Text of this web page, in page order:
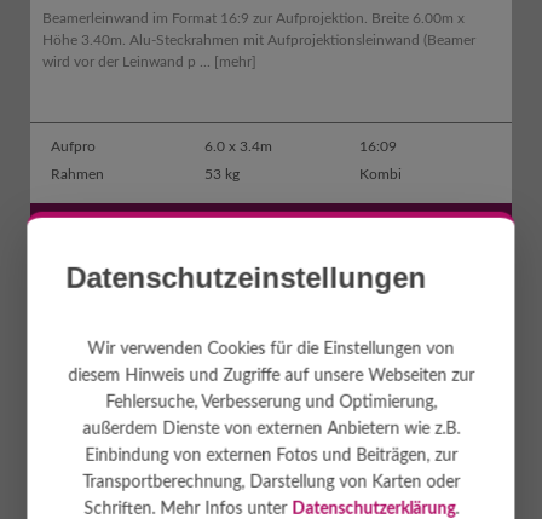
Beamerleinwand im Format 16:9 zur Aufprojektion. Breite 6.00m x
Höhe 3.40m. Alu-Steckrahmen mit Aufprojektionsleinwand (Beamer
wird vor der Leinwand p ...
[mehr]
Aufpro 6.0 x 3.4m
16:09
Rahmen
53 kg Kombi
Datenschutzeinstellungen
Wir verwenden Cookies für die Einstellungen von
diesem Hinweis und Zugriffe auf unsere Webseiten zur
Fehlersuche, Verbesserung und Optimierung,
außerdem Dienste von externen Anbietern wie z.B.
Einbindung von externen Fotos und Beiträgen, zur
Transportberechnung, Darstellung von Karten oder
Schriften. Mehr Infos unter Datenschutzerklärung.